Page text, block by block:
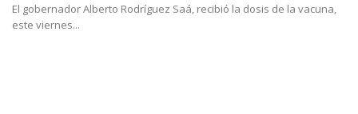
El gobernador Alberto Rodríguez Saá, recibió la dosis de la vacuna,
este viernes...